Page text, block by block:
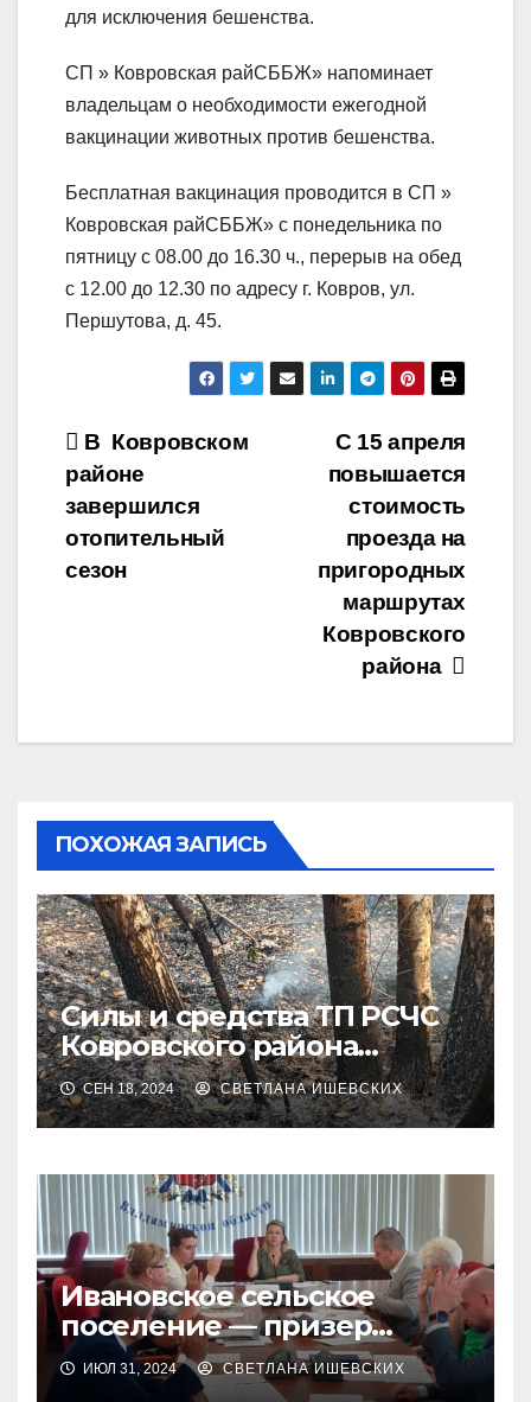
для исключения бешенства.
СП » Ковровская райСББЖ» напоминает
владельцам о необходимости ежегодной
вакцинации животных против бешенства.
Бесплатная вакцинация проводится в СП »
Ковровская райСББЖ» с понедельника по
пятницу с 08.00 до 16.30 ч., перерыв на обед
с 12.00 до 12.30 по адресу г. Ковров, ул.
Першутова, д. 45.
Навигация
по
записям
С 15 апреля
повышается
стоимость
проезда на
пригородных
маршрутах
Ковровского
района
В Ковровском
районе
завершился
отопительный
сезон
ПОХОЖАЯ ЗАПИСЬ
Силы и средства ТП РСЧС
Ковровского района
присоединились к
ликвидации
ландшафтного пожара в
СЕН 18, 2024 СВЕТЛАНА ИШЕВСКИХ
Ивановское сельское
поселение — призер
регионального этапа
Всероссийского конкурса
ИЮЛ 31, 2024 СВЕТЛАНА ИШЕВСКИХ